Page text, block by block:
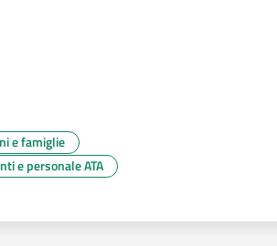
e famiglie
e personale ATA